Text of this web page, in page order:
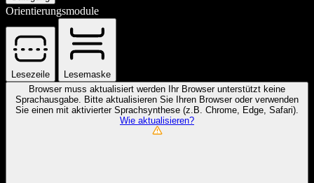
Orientierungsmodule
Lesezeile
Lesemaske
Browser muss aktualisiert werden
Ihr Browser unterstützt keine
Sprachausgabe. Bitte aktualisieren Sie Ihren Browser oder verwenden
Sie einen mit aktivierter Sprachsynthese (z.B. Chrome, Edge, Safari).
Wie aktualisieren?